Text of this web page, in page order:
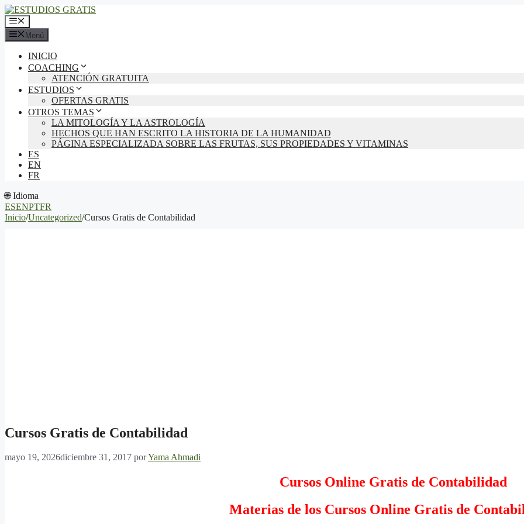
Saltar
al
contenido
Menú
Menú
INICIO
COACHING
ATENCIÓN GRATUITA
ESTUDIOS
OFERTAS GRATIS
OTROS TEMAS
LA MITOLOGÍA Y LA ASTROLOGÍA
HECHOS QUE HAN ESCRITO LA HISTORIA DE LA HUMANIDAD
PÁGINA ESPECIALIZADA SOBRE LAS FRUTAS, SUS PROPIEDADES Y VITAMINAS
ES
EN
FR
🌐 Idioma
ESENPTFR
Inicio/Uncategorized/Cursos Gratis de Contabilidad
Cursos Gratis de Contabilidad
mayo 19, 2026diciembre 31, 2017 porYama Ahmadi
Cursos Online Gratis de Contabilidad
Materias de los Cursos Online Gratis de